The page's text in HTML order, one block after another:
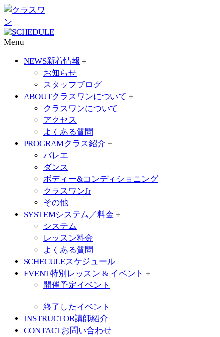
Menu
NEWS新着情報 ＋
お知らせ
スタッフブログ
ABOUTクラスワンについて ＋
クラスワンについて
アクセス
よくある質問
PROGRAMクラス紹介 ＋
バレエ
ダンス
ボディー&コンディショニング
クラスワンJr
その他
SYSTEMシステム／料金 ＋
システム
レッスン料金
よくある質問
SCHECULEスケジュール
EVENT特別レッスン & イベント ＋
開催予定イベント
終了したイベント
INSTRUCTOR講師紹介
CONTACTお問い合わせ